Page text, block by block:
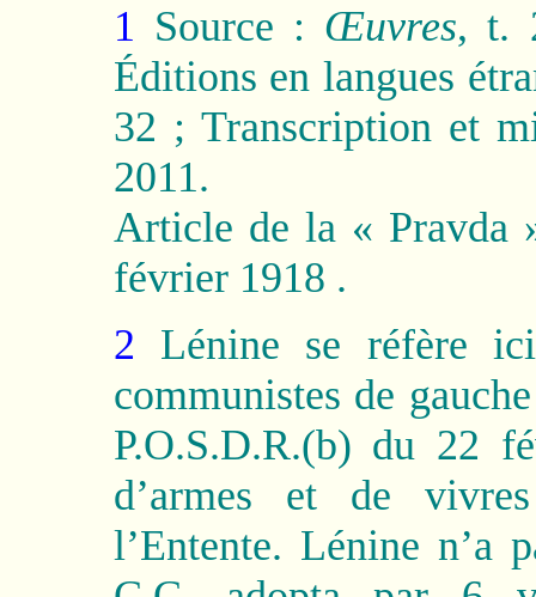
1 Source : Œuvres, t.
Éditions en langues
32 ; Transcription et
2011.
Article de la « Pravda
février 1918 .
2 Lénine se réfère
communistes de
P.O.S.D.R.(b) du 22
d’armes et de
l’Entente. Lénine n’a